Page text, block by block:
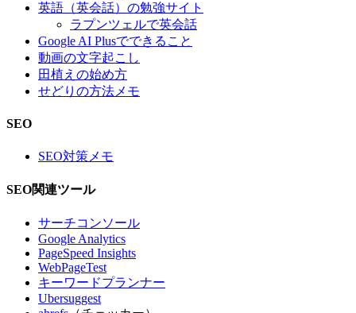
英語（英会話）の勉強サイト
ラプンツェルで英会話
Google AI Plusでできること
動画の文字起こし
田植えの始め方
せどりの方法メモ
SEO
SEO対策メモ
SEO関連ツール
サーチコンソール
Google Analytics
PageSpeed Insights
WebPageTest
キーワードプランナー
Ubersuggest